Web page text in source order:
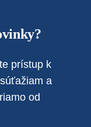
prístup k
a
od